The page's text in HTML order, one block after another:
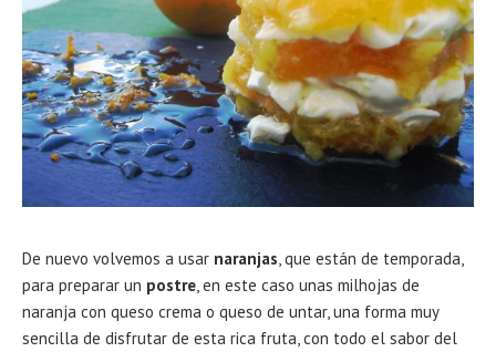
De nuevo volvemos a usar naranjas, que están de temporada,
para preparar un postre, en este caso unas milhojas de
naranja con queso crema o queso de untar, una forma muy
sencilla de disfrutar de esta rica fruta, con todo el sabor del